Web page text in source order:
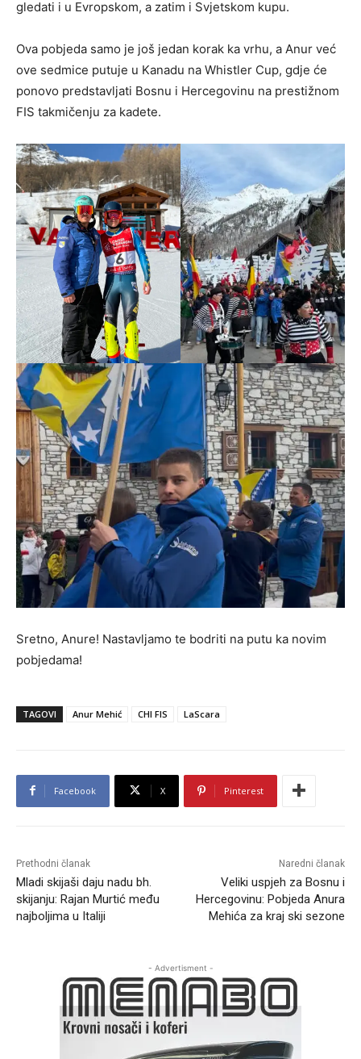
gledati i u Evropskom, a zatim i Svjetskom kupu.
Ova pobjeda samo je još jedan korak ka vrhu, a Anur već
ove sedmice putuje u Kanadu na Whistler Cup, gdje će
ponovo predstavljati Bosnu i Hercegovinu na prestižnom
FIS takmičenju za kadete.
Sretno, Anure! Nastavljamo te bodriti na putu ka novim
pobjedama!
TAGOVI Anur Mehić CHI FIS LaScara
Facebook X Pinterest
Prethodni članak
Mladi skijaši daju nadu bh.
skijanju: Rajan Murtić među
najboljima u Italiji
Naredni članak
Veliki uspjeh za Bosnu i
Hercegovinu: Pobjeda Anura
Mehića za kraj ski sezone
- Advertisment -